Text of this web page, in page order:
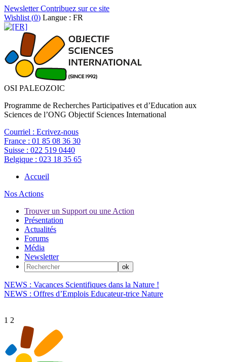
NewsletterContribuez sur ce site
Wishlist (0) Langue : FR
OSI PALEOZOIC
Programme de Recherches Participatives et d’Education aux
Sciences de l’ONG Objectif Sciences International
Courriel : Ecrivez-nous
France : 01 85 08 36 30
Suisse : 022 519 0440
Belgique : 023 18 35 65
Accueil
Nos Actions
Trouver un Support ou une Action
Présentation
Actualités
Forums
Média
Newsletter
NEWS : Vacances Scientifiques dans la Nature !
NEWS : Offres d’Emplois Educateur-trice Nature
1 2